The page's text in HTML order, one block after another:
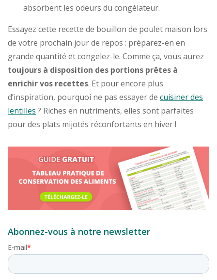
absorbent les odeurs du congélateur.
Essayez cette recette de bouillon de poulet maison lors
de votre prochain jour de repos : préparez-en en
grande quantité et congelez-le. Comme ça, vous aurez
toujours à disposition des portions prêtes à
enrichir vos recettes. Et pour encore plus
d’inspiration, pourquoi ne pas essayer de cuisiner des
lentilles ? Riches en nutriments, elles sont parfaites
pour des plats mijotés réconfortants en hiver !
Abonnez-vous à notre newsletter